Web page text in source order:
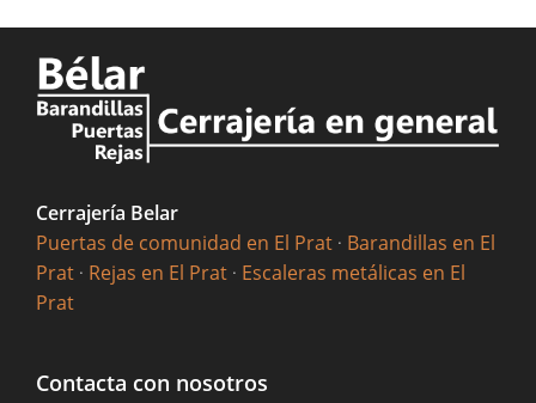
Cerrajería Belar
Puertas de comunidad en El Prat · Barandillas en El
Prat · Rejas en El Prat · Escaleras metálicas en El
Prat
Contacta con nosotros